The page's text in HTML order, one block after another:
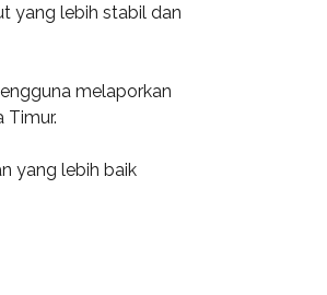
yang lebih stabil dan
melaporkan
Timur.
yang lebih baik